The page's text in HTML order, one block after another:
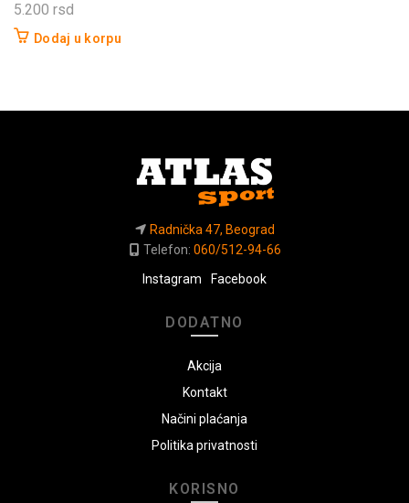
5.200 rsd
Dodaj u korpu
Radnička 47, Beograd
Telefon: 060/512-94-66
Instagram
Facebook
DODATNO
Akcija
Kontakt
Načini plaćanja
Politika privatnosti
KORISNO